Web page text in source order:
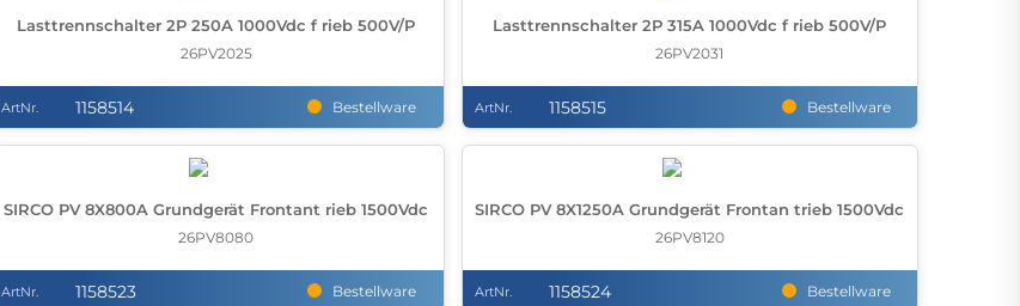
Lasttrennschalter 2P 250A 1000Vdc f rieb 500V/P
26PV2025
ArtNr. 1158514 Bestellware
Lasttrennschalter 2P 315A 1000Vdc f rieb 500V/P
26PV2031
ArtNr. 1158515 Bestellware
SIRCO PV 8X800A Grundgerät Frontant rieb 1500Vdc
26PV8080
ArtNr. 1158523 Bestellware
SIRCO PV 8X1250A Grundgerät Frontan trieb 1500Vdc
26PV8120
ArtNr. 1158524 Bestellware